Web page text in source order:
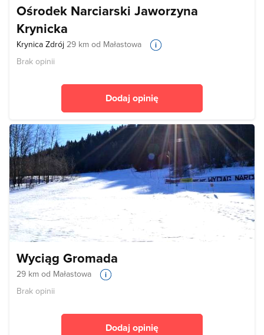
Ośrodek Narciarski Jaworzyna
Krynicka
Krynica Zdrój 29 km od Małastowa
Brak opinii
Dodaj opinię
Wyciąg Gromada
29 km od Małastowa
Brak opinii
Dodaj opinię